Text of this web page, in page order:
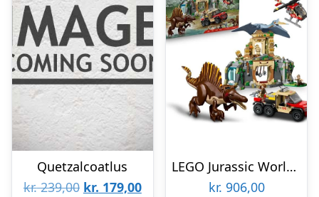
Quetzalcoatlus
kr.239,00 Den
kr. 179,00Den
LEGO Jurassic World 76976 Luftmission: Spinosaurus og quetzalcoatlus
kr. 906,00